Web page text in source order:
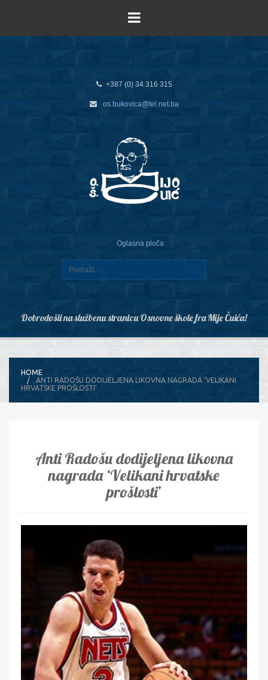
+387 (0) 34 316 315
os.bukovica@tel.net.ba
Oglasna ploča
Dobrodošli na službenu stranicu Osnovne škole fra Mije Čuića!
HOME
ANTI RADOŠU DODIJELJENA LIKOVNA NAGRADA ‘VELIKANI
HRVATSKE PROŠLOSTI’
Anti Radošu dodijeljena likovna
nagrada ‘Velikani hrvatske
prošlosti’